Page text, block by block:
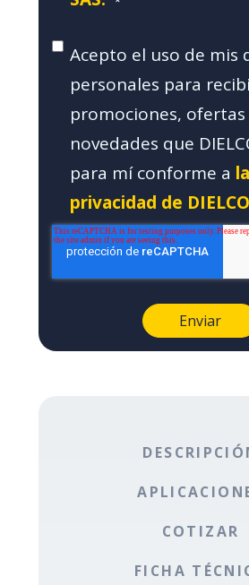
Acepto el uso de mis
personales para
promociones, ofertas
novedades que
para mí conforme a
privacidad de
COTIZAR
FICHA